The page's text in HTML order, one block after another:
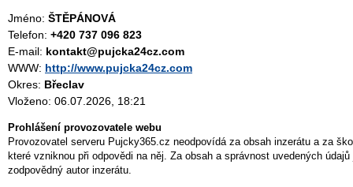
Jméno: ŠTĚPÁNOVÁ
Telefon: +420 737 096 823
E-mail: kontakt@pujcka24cz.com
WWW: http://www.pujcka24cz.com
Okres: Břeclav
Vloženo: 06.07.2026, 18:21
Prohlášení provozovatele webu
Provozovatel serveru Pujcky365.cz neodpovídá za obsah inzerátu a za
které vzniknou při odpovědi na něj. Za obsah a správnost uvedených
zodpovědný autor inzerátu.